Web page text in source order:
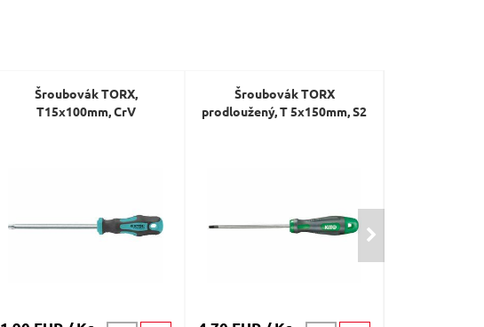
Šroubovák TORX,
T15x100mm, CrV
Šroubovák TORX
prodloužený, T 5x150mm, S2